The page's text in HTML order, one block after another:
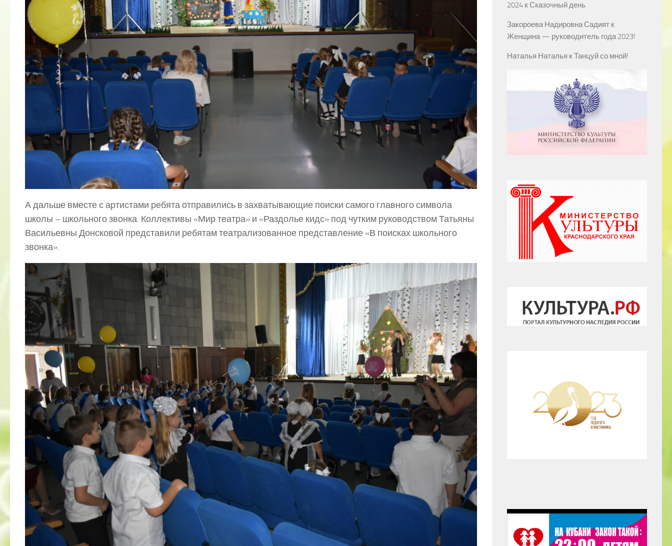
А дальше вместе с артистами ребята отправились в захватывающие поиски самого главного символа
школы – школьного звонка. Коллективы «Мир театра» и «Раздолье кидс» под чутким руководством Татьяны
Васильевны Донсковой представили ребятам театрализованное представление «В поисках школьного
звонка».
2024 кСказочный день
Закороева Надировна Садият к
Женщина — руководитель года 2023!
Наталья Наталья кТанцуй со мной!